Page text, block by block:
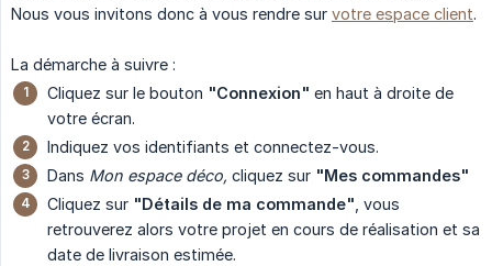
Nous vous invitons donc à vous rendre sur votre espace client.
La démarche à suivre :
Cliquez sur le bouton "Connexion" en haut à droite de
votre écran.
Indiquez vos identifiants et connectez-vous.
Dans Mon espace déco, cliquez sur "Mes commandes"
Cliquez sur "Détails de ma commande" , vous
retrouverez alors votre projet en cours de réalisation et sa
date de livraison estimée.